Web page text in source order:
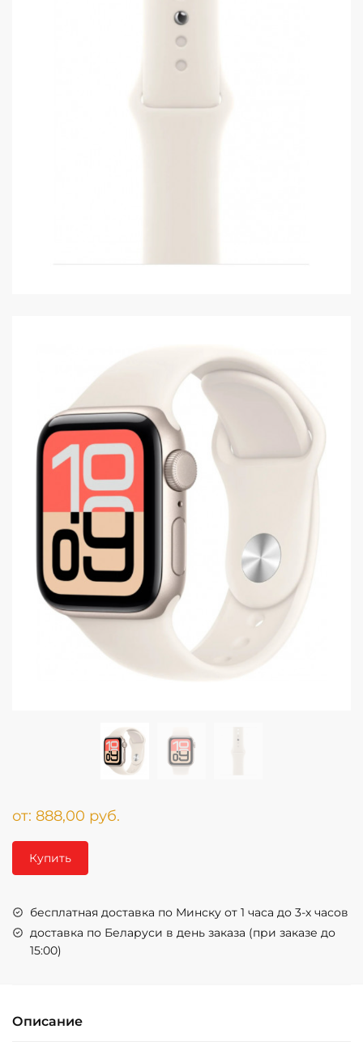
от: 888,00 руб.
Купить
бесплатная доставка по Минску от 1 часа до 3-х часов
доставка по Беларуси в день заказа (при заказе до
15:00)
Описание